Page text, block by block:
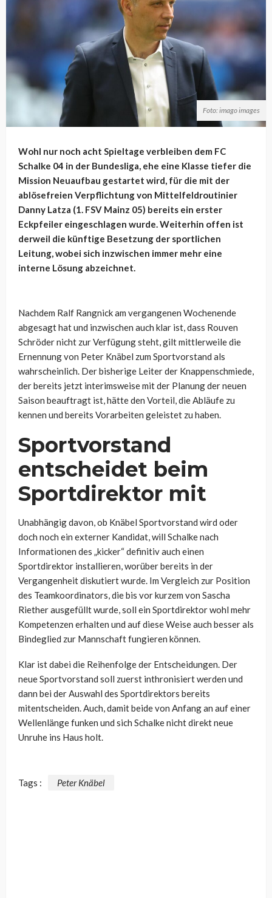
Foto: imago images
Wohl nur noch acht Spieltage verbleiben dem FC
Schalke 04 in der Bundesliga, ehe eine Klasse tiefer die
Mission Neuaufbau gestartet wird, für die mit der
ablösefreien Verpflichtung von Mittelfeldroutinier
Danny Latza (1. FSV Mainz 05) bereits ein erster
Eckpfeiler eingeschlagen wurde. Weiterhin offen ist
derweil die künftige Besetzung der sportlichen
Leitung, wobei sich inzwischen immer mehr eine
interne Lösung abzeichnet.
Nachdem Ralf Rangnick am vergangenen Wochenende
abgesagt hat und inzwischen auch klar ist, dass Rouven
Schröder nicht zur Verfügung steht, gilt mittlerweile die
Ernennung von Peter Knäbel zum Sportvorstand als
wahrscheinlich. Der bisherige Leiter der Knappenschmiede,
der bereits jetzt interimsweise mit der Planung der neuen
Saison beauftragt ist, hätte den Vorteil, die Abläufe zu
kennen und bereits Vorarbeiten geleistet zu haben.
Sportvorstand
entscheidet beim
Sportdirektor mit
Unabhängig davon, ob Knäbel Sportvorstand wird oder
doch noch ein externer Kandidat, will Schalke nach
Informationen des „kicker“ definitiv auch einen
Sportdirektor installieren, worüber bereits in der
Vergangenheit diskutiert wurde. Im Vergleich zur Position
des Teamkoordinators, die bis vor kurzem von Sascha
Riether ausgefüllt wurde, soll ein Sportdirektor wohl mehr
Kompetenzen erhalten und auf diese Weise auch besser als
Bindeglied zur Mannschaft fungieren können.
Klar ist dabei die Reihenfolge der Entscheidungen. Der
neue Sportvorstand soll zuerst inthronisiert werden und
dann bei der Auswahl des Sportdirektors bereits
mitentscheiden. Auch, damit beide von Anfang an auf einer
Wellenlänge funken und sich Schalke nicht direkt neue
Unruhe ins Haus holt.
Tags : Peter Knäbel